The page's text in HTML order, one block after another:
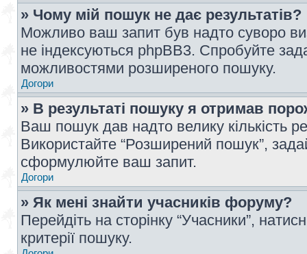
» Чому мій пошук не дає результатів?
Можливо ваш запит був надто суворо
не індексуються phpBB3. Спробуйте
можливостями розширеного пошуку.
Догори
» В результаті пошуку я отримав
Ваш пошук дав надто велику кількість
Використайте “Розширений пошук”,
сформулюйте ваш запит.
Догори
» Як мені знайти учасників форуму?
Перейдіть на сторінку “Учасники”,
критерії пошуку.